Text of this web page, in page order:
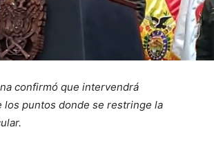
confirmó que intervendrá
los puntos donde se restringe la